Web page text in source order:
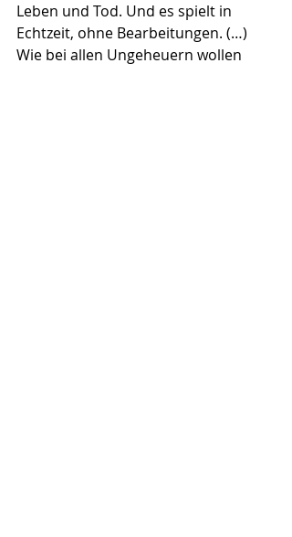
Leben und Tod. Und es spielt in
Echtzeit, ohne Bearbeitungen. (…)
Wie bei allen Ungeheuern wollen